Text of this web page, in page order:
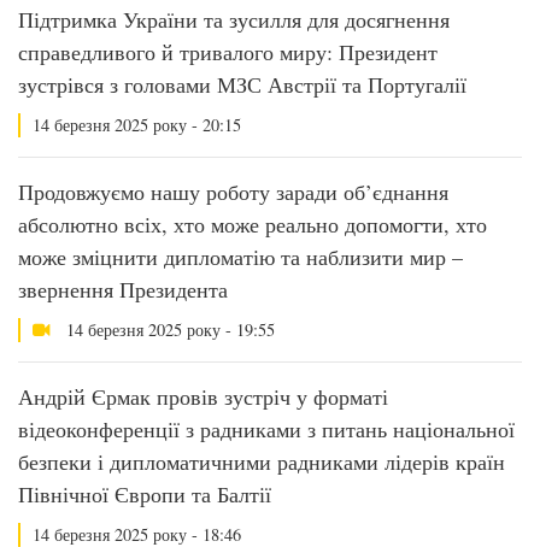
Підтримка України та зусилля для досягнення
справедливого й тривалого миру: Президент
зустрівся з головами МЗС Австрії та Португалії
14 березня 2025 року - 20:15
Продовжуємо нашу роботу заради об’єднання
абсолютно всіх, хто може реально допомогти, хто
може зміцнити дипломатію та наблизити мир –
звернення Президента
14 березня 2025 року - 19:55
Андрій Єрмак провів зустріч у форматі
відеоконференції з радниками з питань національної
безпеки і дипломатичними радниками лідерів країн
Північної Європи та Балтії
14 березня 2025 року - 18:46